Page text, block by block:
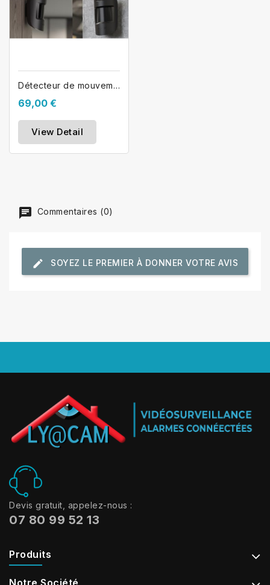
Détecteur de mouvement sans fil AJAX...
69,00 €
View Detail
Commentaires (0)
SOYEZ LE PREMIER À DONNER VOTRE AVIS
Devis gratuit, appelez-nous :
07 80 99 52 13
Produits